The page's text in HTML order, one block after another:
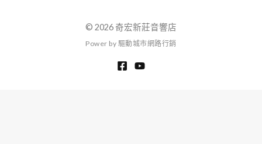
© 2026 奇宏新莊音響店
Power by 驅動城市網路行銷